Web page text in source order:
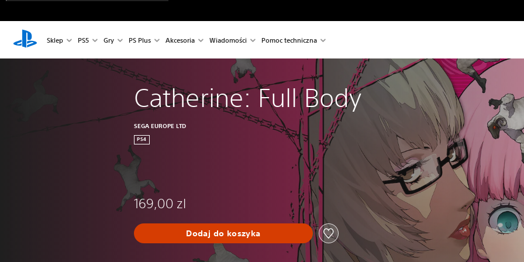
Sklep PS5 Gry PS Plus Akcesoria Wiadomości Pomoc techniczna
Catherine: Full Body
SEGA EUROPE LTD
PS4
169,00 zl
Dodaj do koszyka